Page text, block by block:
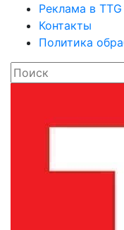
Реклама в TTG
Контакты
Политика